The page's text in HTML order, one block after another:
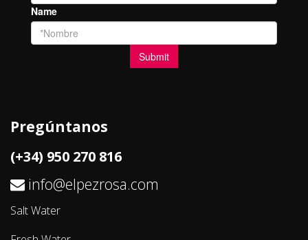
Pregúntanos
(+34) 950 270 816
info@elpezrosa.com
Salt Water